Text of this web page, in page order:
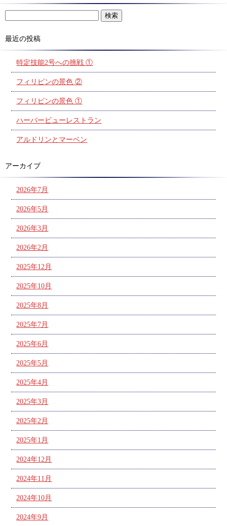
最近の投稿
特定技能2号への挑戦 ①
フィリピンの景色 ②
フィリピンの景色 ①
ハーバービューレストラン
アルドリンとマーベン
アーカイブ
2026年7月
2026年5月
2026年3月
2026年2月
2025年12月
2025年10月
2025年8月
2025年7月
2025年6月
2025年5月
2025年4月
2025年3月
2025年2月
2025年1月
2024年12月
2024年11月
2024年10月
2024年9月